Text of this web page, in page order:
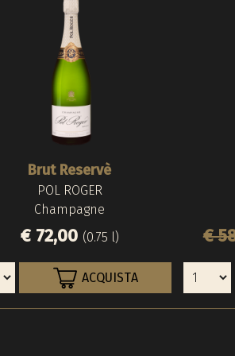
Brut Reservè
POL ROGER
Champagne
€ 72,00 (0.75 l)
ACQUISTA
€